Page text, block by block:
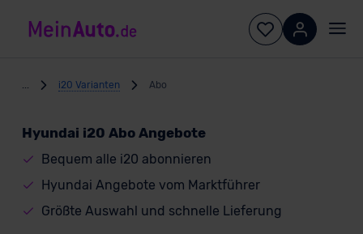
i20 Varianten Abo
Hyundai i20 Abo Angebote
Bequem alle i20 abonnieren
Hyundai Angebote vom Marktführer
Größte Auswahl und schnelle Lieferung